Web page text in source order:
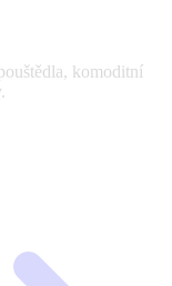
komoditní